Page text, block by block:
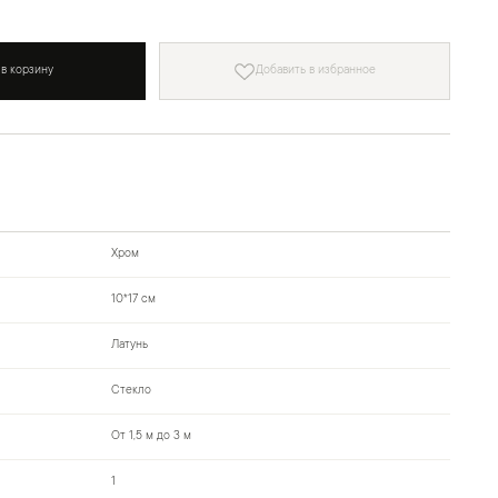
корзину Добавить в избранное
Хром
10*17 см
Латунь
Стекло
От 1,5 м до 3 м
1